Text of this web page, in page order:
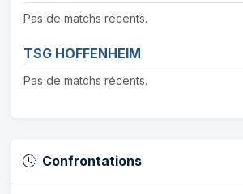
Pas de matchs récents.
TSG HOFFENHEIM
Pas de matchs récents.
Confrontations